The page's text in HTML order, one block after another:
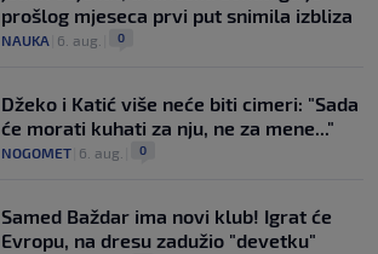
prošlog mjeseca prvi put snimila izbliza
NAUKA 6. aug. 0
Džeko i Katić više neće biti cimeri: "Sada
će morati kuhati za nju, ne za mene..."
NOGOMET 6. aug. 0
Samed Baždar ima novi klub! Igrat će
Evropu, na dresu zadužio "devetku"